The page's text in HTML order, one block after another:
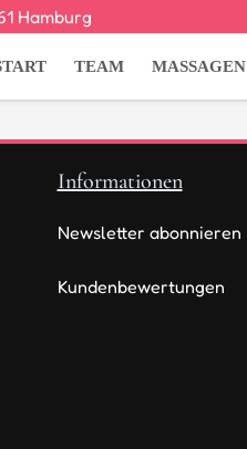
Hamburg
TEAM MASSAGEN
Informationen
Newsletter abonnieren
Kundenbewertungen